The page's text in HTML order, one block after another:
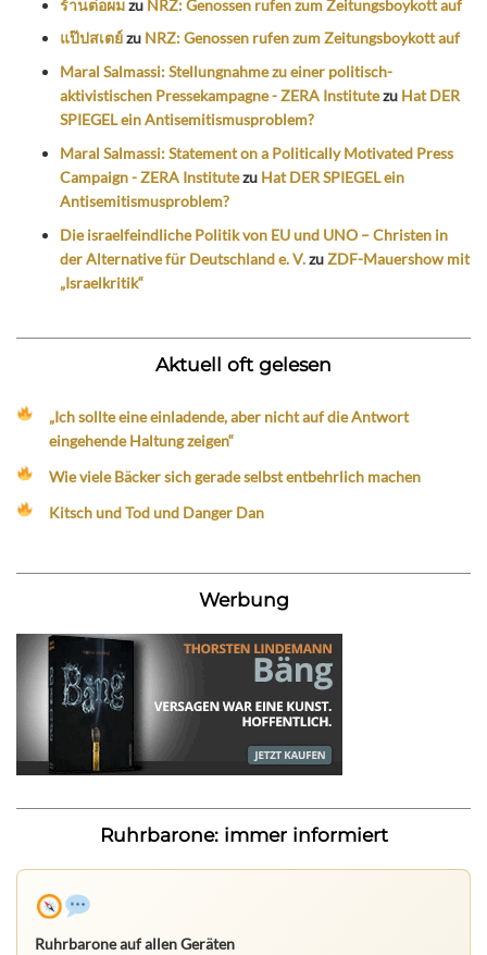
ร้านต่อผมzu NRZ: Genossen rufen zum Zeitungsboykott auf
แป๊ปสเตย์zu NRZ: Genossen rufen zum Zeitungsboykott auf
Maral Salmassi: Stellungnahme zu einer politisch-
aktivistischen Pressekampagne - ZERA Institutezu Hat DER
SPIEGEL ein Antisemitismusproblem?
Maral Salmassi: Statement on a Politically Motivated Press
Campaign - ZERA Institutezu Hat DER SPIEGEL ein
Antisemitismusproblem?
Die israelfeindliche Politik von EU und UNO – Christen in
der Alternative für Deutschland e. V.zuZDF-Mauershow mit
„Israelkritik“
Aktuell oft gelesen
„Ich sollte eine einladende, aber nicht auf die Antwort
eingehende Haltung zeigen“
Wie viele Bäcker sich gerade selbst entbehrlich machen
Kitsch und Tod und Danger Dan
Werbung
Ruhrbarone: immer informiert
Ruhrbarone auf allen Geräten